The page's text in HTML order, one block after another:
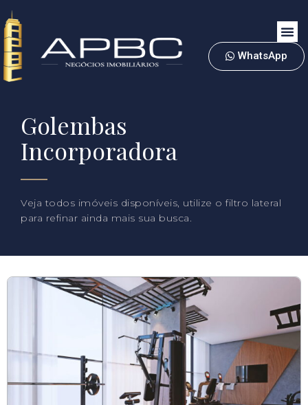
WhatsApp
Golembas
Incorporadora
Veja todos imóveis disponíveis, utilize o filtro lateral
para refinar ainda mais sua busca.